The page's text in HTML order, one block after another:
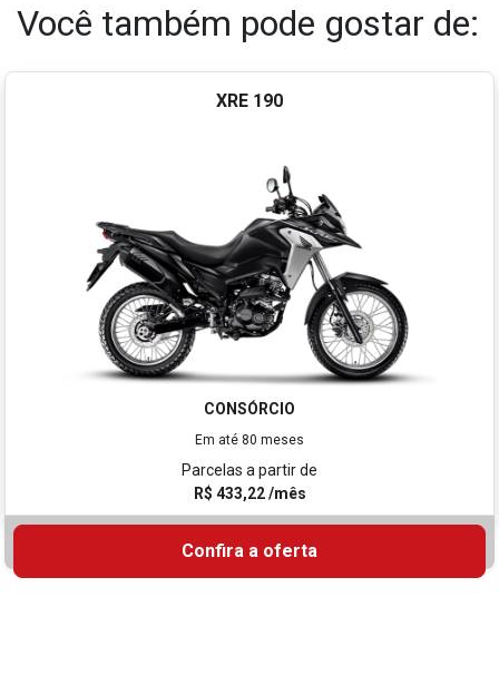
Você também pode gostar de:
XRE 190
CONSÓRCIO
Em até 80 meses
Parcelas a partir de
R$ 433,22 /mês
Confira a oferta